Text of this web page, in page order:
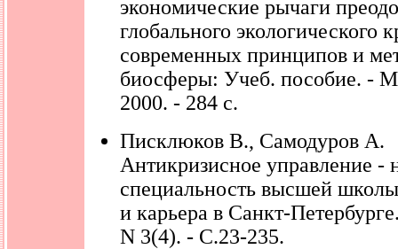
экономические рычаги
глобального экологического
современных принципов и
биосферы: Учеб. пособие. -
2000. - 284 с.
Писклюков В., Самодуров А.
Антикризисное управление -
специальность высшей
и карьера в Санкт-
N 3(4). - С.23-235.